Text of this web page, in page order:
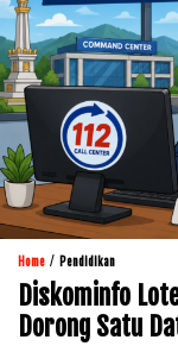
Home / Pendidikan
Diskominfo
Dorong Satu